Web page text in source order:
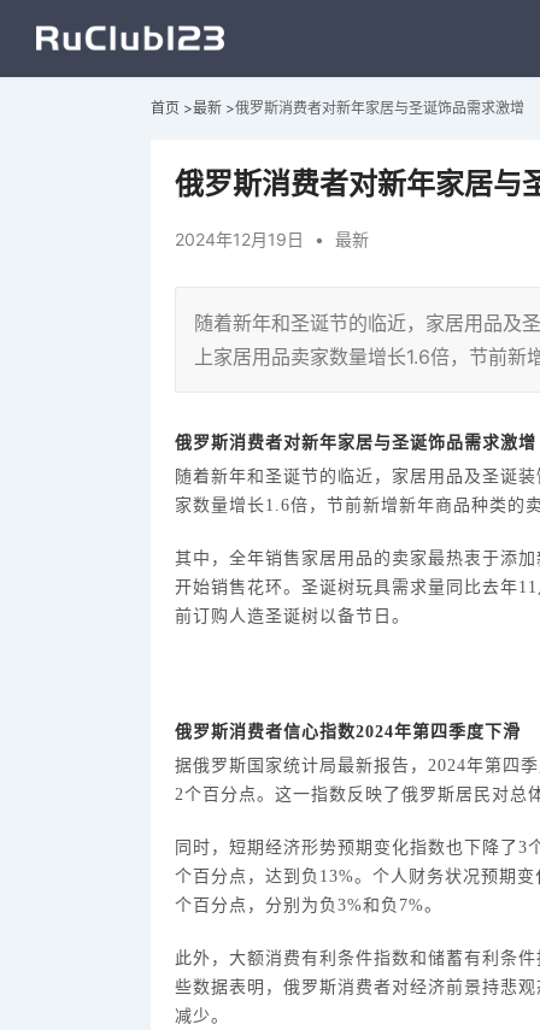
首页 >最新 >俄罗斯消费者对新年家居与圣诞饰品需求激增
俄罗斯消费者对新年家居与
2024年12月19日 • 最新
随着新年和圣诞节的临近，家居用品
上家居用品卖家数量增长1.6倍，节前新
俄罗斯消费者对新年家居与圣诞饰品需求激增
随着新年和圣诞节的临近，家居用品及圣诞
家数量增长1.6倍，节前新增新年商品种类的
其中，全年销售家居用品的卖家最热衷于添
开始销售花环。圣诞树玩具需求量同比去年
前订购人造圣诞树以备节日。
俄罗斯消费者信心指数2024年第四季度下滑
据俄罗斯国家统计局最新报告， 2024年第四
2个百分点。这一指数反映了俄罗斯居民对总
同时，短期经济形势预期变化指数也下降了 3
个百分点，达到负13%。个人财务状况预期
个百分点，分别为负3%和负7%。
此外，大额消费有利条件指数和储蓄有利条
些数据表明，俄罗斯消费者对经济前景持悲
减少。